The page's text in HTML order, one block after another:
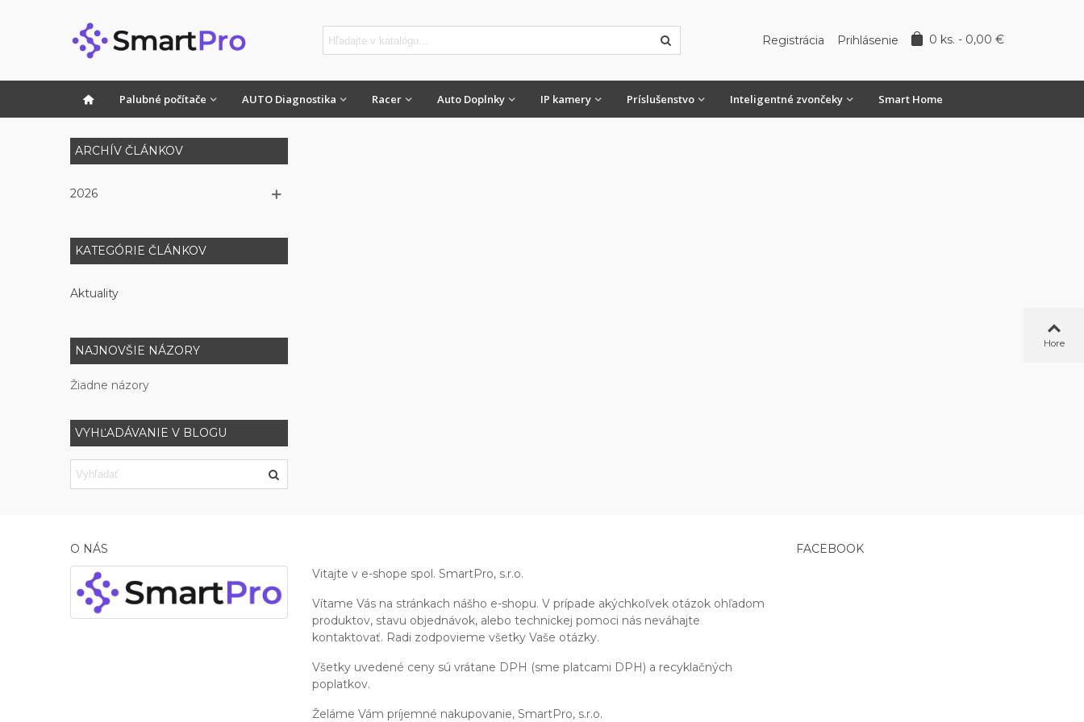
Registrácia Prihlásenie 0 ks. - 0,00 €
Palubné počítače AUTO Diagnostika Racer Auto Doplnky IP kamery Príslušenstvo Inteligentné zvončeky Smart Home
ARCHÍV ČLÁNKOV
2026
KATEGÓRIE ČLÁNKOV
Aktuality
NAJNOVŠIE NÁZORY
Žiadne názory
VYHĽADÁVANIE V BLOGU
O NÁS
Vitajte v e-shope spol. SmartPro, s.r.o.
Vítame Vás na stránkach nášho e-shopu. V prípade akýchkoľvek otázok ohľadom
produktov, stavu objednávok, alebo technickej pomoci nás neváhajte
kontaktovať. Radi zodpovieme všetky Vaše otázky.
Všetky uvedené ceny sú vrátane DPH (sme platcami DPH) a recyklačných
poplatkov.
Želáme Vám príjemné nakupovanie, SmartPro, s.r.o.
FACEBOOK
Hore